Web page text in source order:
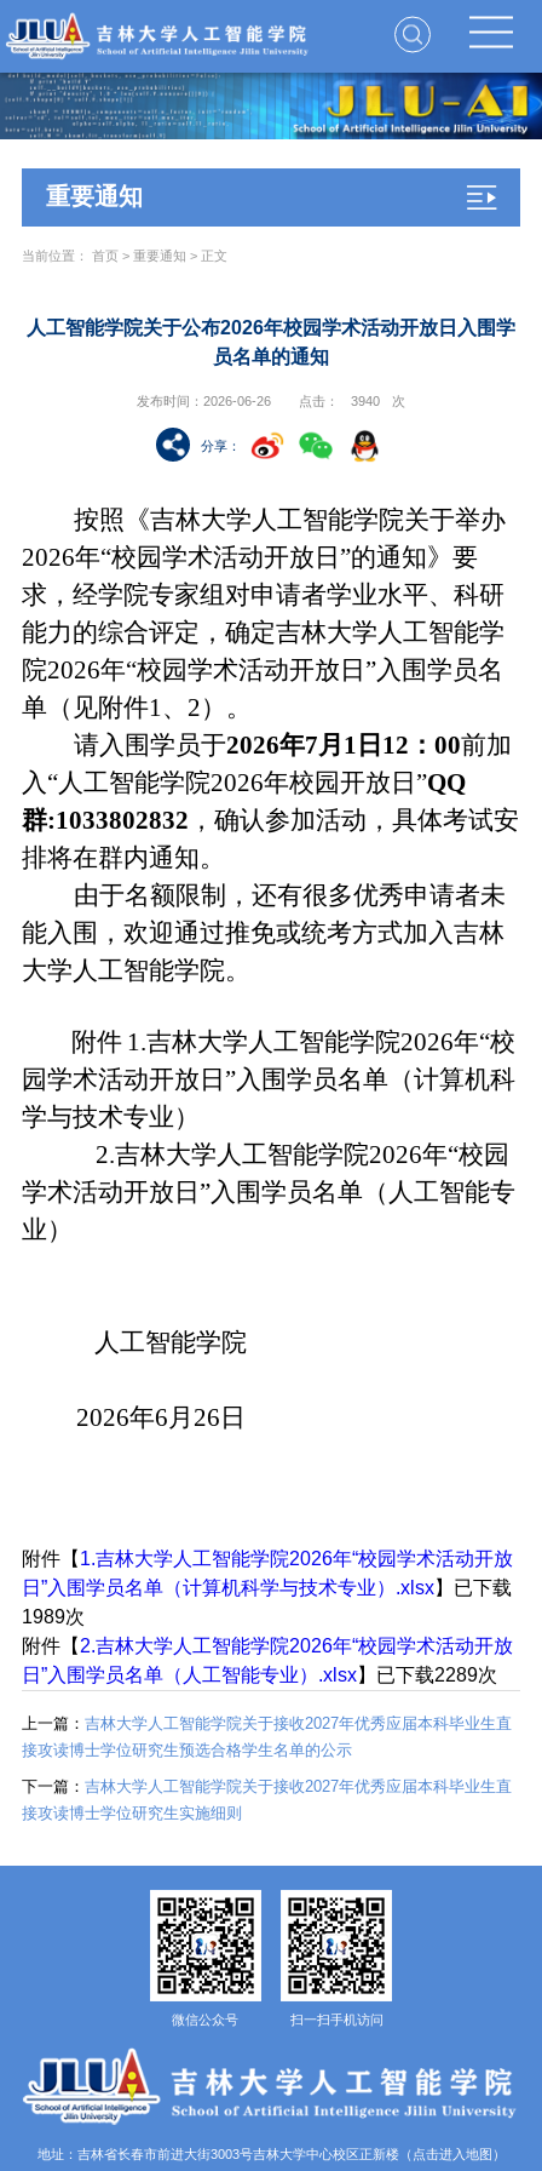
重要通知
当前位置： 首页 > 重要通知 > 正文
人工智能学院关于公布2026年校园学术活动开放日入围学
员名单的通知
发布时间：2026-06-26 点击： 3940 次
分享：
按照《吉林大学人工智能学院关于举办
2026年“校园学术活动开放日”的通知》要
求，经学院专家组对申请者学业水平、科研
能力的综合评定，确定吉林大学人工智能学
院2026年“校园学术活动开放日 ”入 围学 员名
单（见附件1、2） 。
请入 围学 员于2026年7月1日12：00前加
入“人工智能学院2026年校园开放日 ”QQ
群:1033802832 ， 确认参加活动， 具体考试安
排将在群内通知。
由于名额限制，还有很多优秀申请者未
能入 围 ，欢迎通过推免或统考方式加入吉林
大学人工智能学院。
附件 1.吉林大学人工智能学院2026年“校
园学术活动开放日”入围学员名单（计算机科
学与技术专业）
2.吉林大学人工智能学院2026年“校园
学术活动开放日 ”入 围学 员名单（人工智能专
业）
人工智能学院
2026年6月26 日
附件【 1.吉林大学人工智能学院2026年“校园学术活动开放
日”入围学员名单（计算机科学与技术专业）.xlsx】已下载
1989次
附件【 2.吉林大学人工智能学院2026年“校园学术活动开放
日”入围学员名单（人工智能专业）.xlsx】已下载2289次
上一篇： 吉林大学人工智能学院关于接收2027年优秀应届本科毕业生直
接攻读博士学位研究生预选合格学生名单的公示
下一篇： 吉林大学人工智能学院关于接收2027年优秀应届本科毕业生直
接攻读博士学位研究生实施细则
微信公众号 扫一扫手机访问
地址：吉林省长春市前进大街3003号吉林大学中心校区正新楼 （点击进入地图）